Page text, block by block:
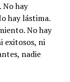
No hay
hay lástima.
No hay
exitosos, ni
nadie